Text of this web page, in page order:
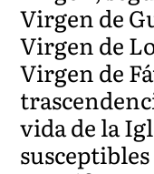
Virgen de
Virgen de
Virgen de
vida de la